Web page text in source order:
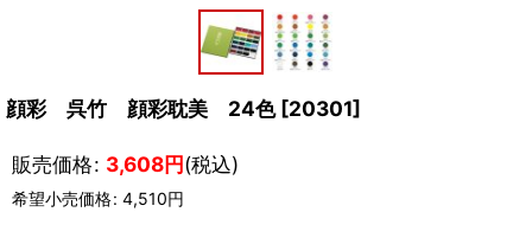
顔彩 呉竹 顔彩耽美 24色 [20301]
販売価格: 3,608円(税込)
希望小売価格: 4,510円